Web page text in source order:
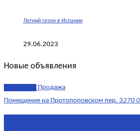
Летний сезон в Испании
29.06.2023
Новые объявления
Продажа
Помещение на Протопоповском пер. 3270